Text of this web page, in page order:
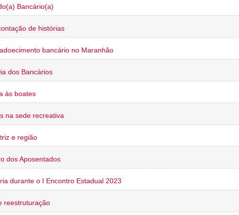
Bancário(a)
de histórias
bancário no Maranhão
dos Bancários
às boates
na sede recreativa
e região
dos Aposentados
durante o I Encontro Estadual 2023
reestruturação